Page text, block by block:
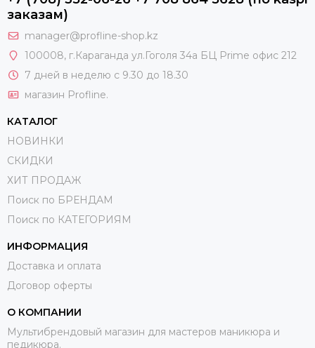
заказам)
manager@profline-shop.kz
100008, г.Караганда ул.Гоголя 34а БЦ Prime офис 212
7 дней в неделю с 9.30 до 18.30
магазин Profline.
КАТАЛОГ
НОВИНКИ
СКИДКИ
ХИТ ПРОДАЖ
Поиск по БРЕНДАМ
Поиск по КАТЕГОРИЯМ
ИНФОРМАЦИЯ
Доставка и оплата
Договор оферты
О КОМПАНИИ
Мультибрендовый магазин для мастеров маникюра и
педикюра.